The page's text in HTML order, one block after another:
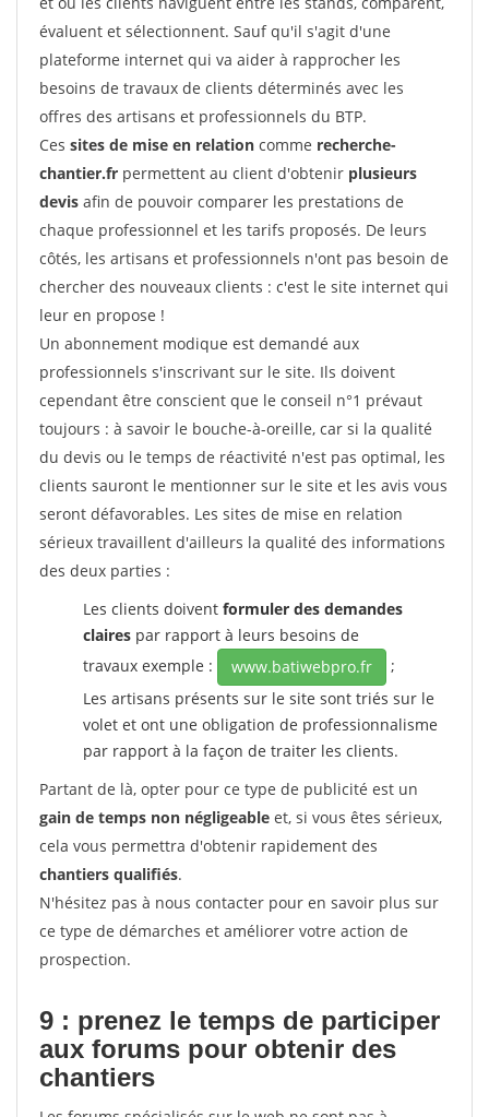
évaluent et sélectionnent. Sauf qu'il s'agit d'une
plateforme internet qui va aider à rapprocher les
besoins de travaux de clients déterminés avec les
offres des artisans et professionnels du BTP.
Ces sites de mise en relation comme recherche-
chantier.fr permettent au client d'obtenir plusieurs
devis afin de pouvoir comparer les prestations de
chaque professionnel et les tarifs proposés. De leurs
côtés, les artisans et professionnels n'ont pas besoin de
chercher des nouveaux clients : c'est le site internet qui
leur en propose !
Un abonnement modique est demandé aux
professionnels s'inscrivant sur le site. Ils doivent
cependant être conscient que le conseil n°1 prévaut
toujours : à savoir le bouche-à-oreille, car si la qualité
du devis ou le temps de réactivité n'est pas optimal, les
clients sauront le mentionner sur le site et les avis vous
seront défavorables. Les sites de mise en relation
sérieux travaillent d'ailleurs la qualité des informations
des deux parties :
Les clients doivent formuler des demandes
claires par rapport à leurs besoins de
travaux exemple :
www.batiwebpro.fr
;
Les artisans présents sur le site sont triés sur le
volet et ont une obligation de professionnalisme
par rapport à la façon de traiter les clients.
Partant de là, opter pour ce type de publicité est un
gain de temps non négligeable et, si vous êtes sérieux,
cela vous permettra d'obtenir rapidement des
chantiers qualifiés.
N'hésitez pas à nous contacter pour en savoir plus sur
ce type de démarches et améliorer votre action de
prospection.
9 : prenez le temps de participer
aux forums pour obtenir des
chantiers